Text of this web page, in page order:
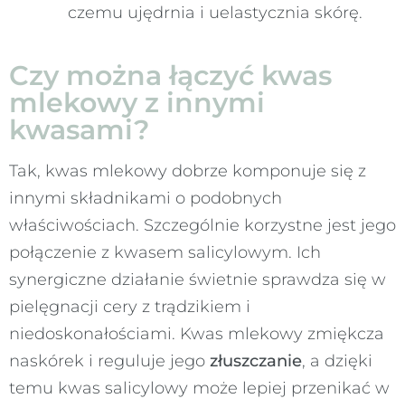
czemu ujędrnia i uelastycznia skórę.
Czy można łączyć kwas
mlekowy z innymi
kwasami?
Tak, kwas mlekowy dobrze komponuje się z
innymi składnikami o podobnych
właściwościach. Szczególnie korzystne jest jego
połączenie z kwasem salicylowym. Ich
synergiczne działanie świetnie sprawdza się w
pielęgnacji cery z trądzikiem i
niedoskonałościami. Kwas mlekowy zmiękcza
naskórek i reguluje jego złuszczanie, a dzięki
temu kwas salicylowy może lepiej przenikać w